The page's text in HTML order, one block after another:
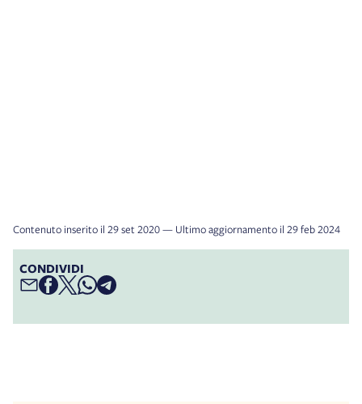
CONDIVIDI
Contenuto inserito il 29 set 2020 — Ultimo aggiornamento il 29 feb 2024